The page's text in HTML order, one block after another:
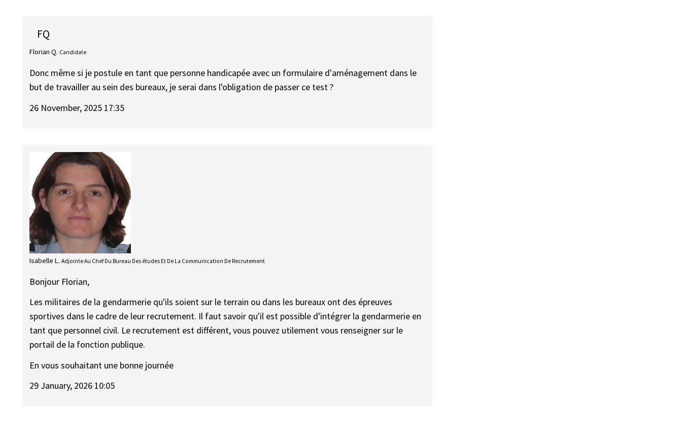
FQ
Florian Q. Candidate
Donc même si je postule en tant que personne handicapée avec un formulaire d'aménagement dans le
but de travailler au sein des bureaux, je serai dans l'obligation de passer ce test ?
26 November, 2025 17:35
Isabelle L. Adjointe Au Chef Du Bureau Des études Et De La Communication De Recrutement
Bonjour Florian,
Les militaires de la gendarmerie qu'ils soient sur le terrain ou dans les bureaux ont des épreuves
sportives dans le cadre de leur recrutement. Il faut savoir qu'il est possible d'intégrer la gendarmerie en
tant que personnel civil. Le recrutement est différent, vous pouvez utilement vous renseigner sur le
portail de la fonction publique.
En vous souhaitant une bonne journée
29 January, 2026 10:05